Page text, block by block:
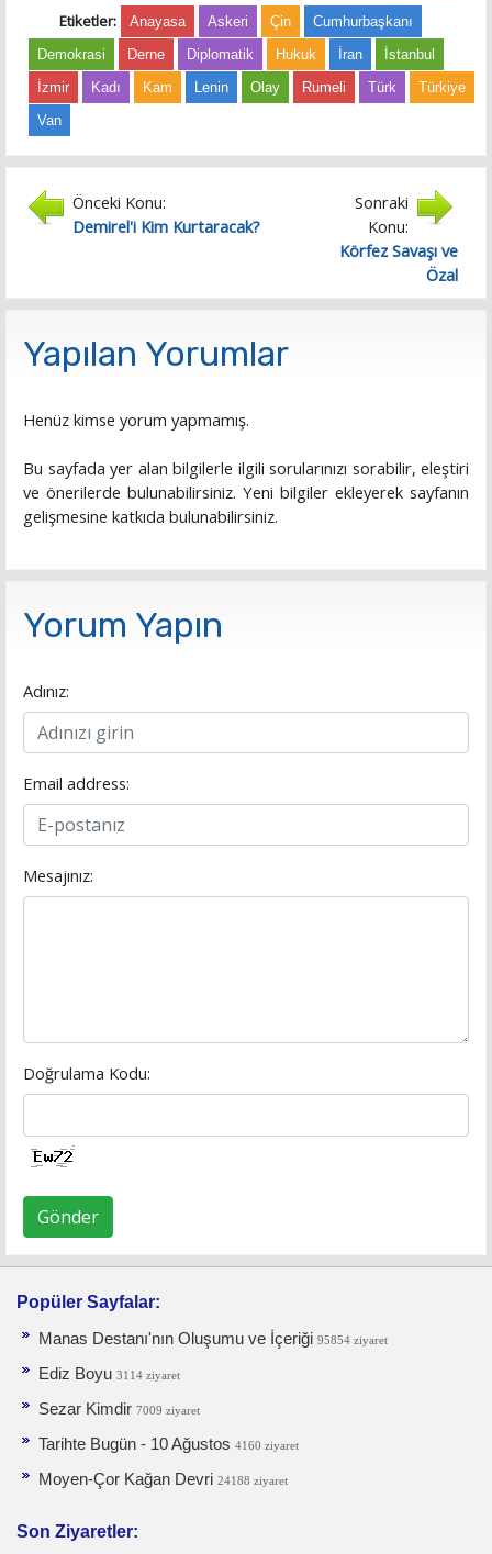
Etiketler: Anayasa Askeri Çin
Cumhurbaşkanı
Demokrasi
Derne Diplomatik Hukuk İran
İstanbul
İzmir
Kadı Kam Lenin Olay Rumeli Türk
Türkiye
Van
Önceki Konu:
Demirel'i Kim Kurtaracak?
Sonraki
Konu:
Körfez Savaşı ve
Özal
Yapılan Yorumlar
Henüz kimse yorum yapmamış.
Bu sayfada yer alan bilgilerle ilgili sorularınızı sorabilir, eleştiri
ve önerilerde bulunabilirsiniz. Yeni bilgiler ekleyerek sayfanın
gelişmesine katkıda bulunabilirsiniz.
Yorum Yapın
Adınız:
Email address:
Mesajınız:
Doğrulama Kodu:
Gönder
Popüler Sayfalar:
Manas Destanı'nın Oluşumu ve İçeriği 95854 ziyaret
Ediz Boyu 3114 ziyaret
Sezar Kimdir 7009 ziyaret
Tarihte Bugün - 10 Ağustos 4160 ziyaret
Moyen-Çor Kağan Devri 24188 ziyaret
Son Ziyaretler: